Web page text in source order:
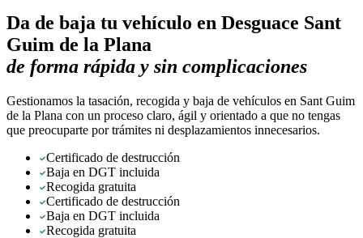
Da de baja tu vehículo en Desguace Sant
Guim de la Plana
de forma rápida y sin complicaciones
Gestionamos la tasación, recogida y baja de vehículos en Sant Guim
de la Plana con un proceso claro, ágil y orientado a que no tengas
que preocuparte por trámites ni desplazamientos innecesarios.
Certificado de destrucción
Baja en DGT incluida
Recogida gratuita
Certificado de destrucción
Baja en DGT incluida
Recogida gratuita